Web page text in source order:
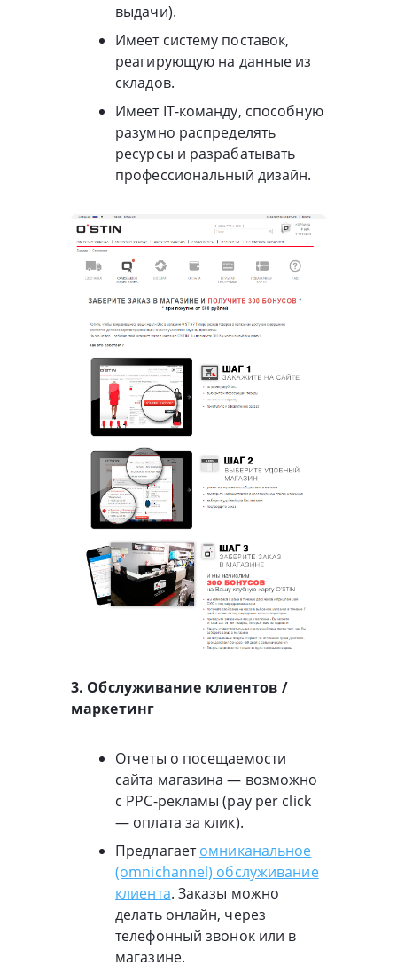
выдачи).
Имеет систему поставок,
реагирующую на данные из
складов.
Имеет IT-команду, способную
разумно распределять
ресурсы и разрабатывать
профессиональный дизайн.
3. Обслуживание клиентов /
маркетинг
Отчеты о посещаемости
сайта магазина — возможно
с PPC-рекламы (pay per click
— оплата за клик).
Предлагаетомниканальное
(omnichannel) обслуживание
клиента. Заказы можно
делать онлайн, через
телефонный звонок или в
магазине.